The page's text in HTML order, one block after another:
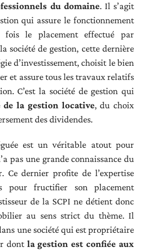
du domaine. Il s’agit
qui assure le fonctionnement
le placement effectué par
société de gestion, cette dernière
d’investissement, choisit le bien
et assure tous les travaux relatifs
C’est la société de gestion qui
la gestion locative, du choix
des dividendes.
est un véritable atout pour
pas une grande connaissance du
Ce dernier profite de l’expertise
pour fructifier son placement
de la SCPI ne détient donc
au sens strict du thème. Il
une société qui est propriétaire
dont la gestion est confiée aux